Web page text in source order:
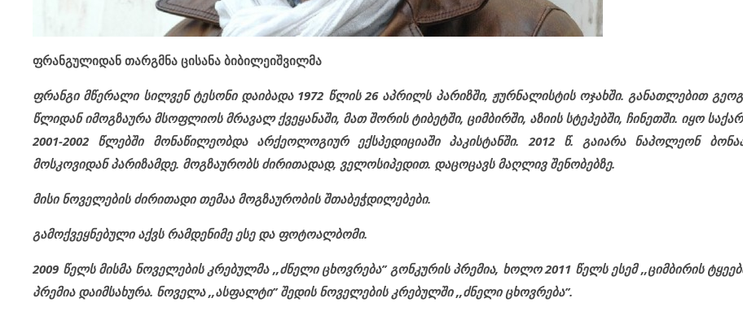
ფრანგულიდან თარგმნა ცისანა ბიბილეიშვილმა
ფრანგი მწერალი სილვენ ტესონი დაიბადა 1972 წლის 26 აპრილს პარიზში, ჟურნალისტის ოჯახში. განათლებით
წლიდან იმოგზაურა მსოფლიოს მრავალ ქვეყანაში, მათ შორის ტიბეტში, ციმბირში, აზიის სტეპებში, ჩინეთში. იყო
2001-2002 წლებში მონაწილეობდა არქეოლოგიურ ექსპედიციაში პაკისტანში. 2012 წ. გაიარა ნაპოლეონ
მოსკოვიდან პარიზამდე. მოგზაურობს ძირითადად, ველოსიპედით. დაცოცავს მაღლივ შენობებზე.
მისი ნოველების ძირითადი თემაა მოგზაურობის შთაბეჭდილებები.
გამოქვეყნებული აქვს რამდენიმე ესე და ფოტოალბომი.
2009 წელს მისმა ნოველების კრებულმა ,,ძნელი ცხოვრება’’ გონკურის პრემია, ხოლო 2011 წელს ესემ ,,ციმბირის
პრემია დაიმსახურა. ნოველა ,,ასფალტი’’ შედის ნოველების კრებულში ,,ძნელი ცხოვრება’’.